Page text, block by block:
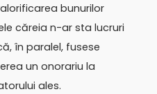
bunurilor
căreia n-ar sta lucruri
în paralel, fusese
un onorariu la
ales.